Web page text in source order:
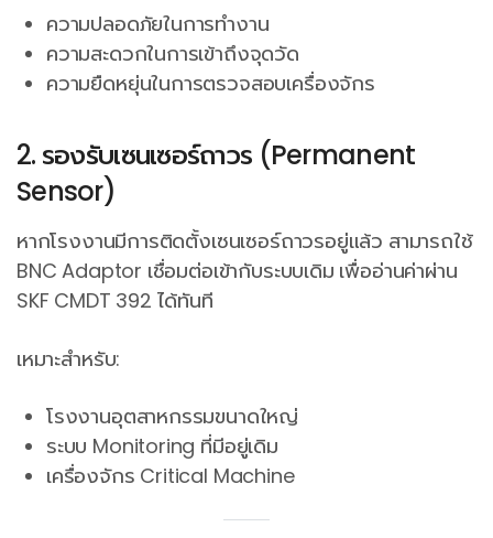
ความปลอดภัยในการทำงาน
ความสะดวกในการเข้าถึงจุดวัด
ความยืดหยุ่นในการตรวจสอบเครื่องจักร
2. รองรับเซนเซอร์ถาวร (Permanent
Sensor)
หากโรงงานมีการติดตั้งเซนเซอร์ถาวรอยู่แล้ว สามารถใช้
BNC Adaptor เชื่อมต่อเข้ากับระบบเดิม เพื่ออ่านค่าผ่าน
SKF CMDT 392 ได้ทันที
เหมาะสำหรับ:
โรงงานอุตสาหกรรมขนาดใหญ่
ระบบ Monitoring ที่มีอยู่เดิม
เครื่องจักร Critical Machine